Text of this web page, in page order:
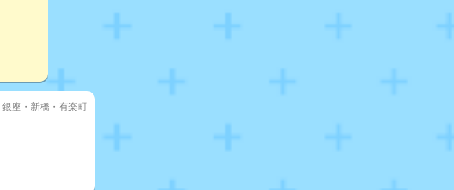
銀座・新橋・有楽町